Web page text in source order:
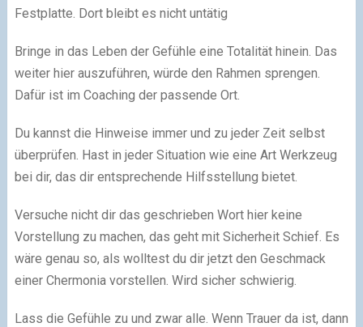
Festplatte. Dort bleibt es nicht untätig
Bringe in das Leben der Gefühle eine Totalität hinein. Das
weiter hier auszuführen, würde den Rahmen sprengen.
Dafür ist im Coaching der passende Ort.
Du kannst die Hinweise immer und zu jeder Zeit selbst
überprüfen. Hast in jeder Situation wie eine Art Werkzeug
bei dir, das dir entsprechende Hilfsstellung bietet.
Versuche nicht dir das geschrieben Wort hier keine
Vorstellung zu machen, das geht mit Sicherheit Schief. Es
wäre genau so, als wolltest du dir jetzt den Geschmack
einer Chermonia vorstellen. Wird sicher schwierig.
Lass die Gefühle zu und zwar alle. Wenn Trauer da ist, dann